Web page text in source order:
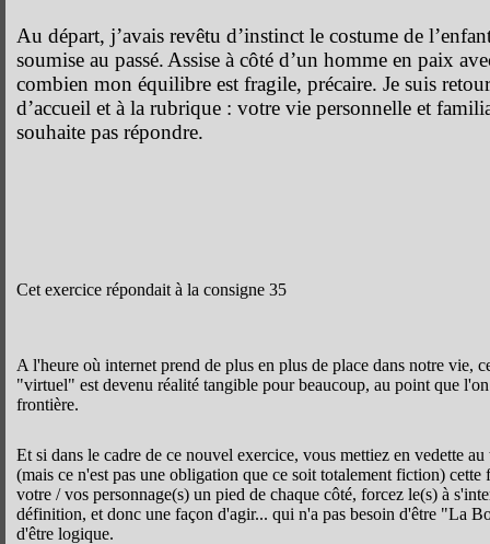
Au départ, j’avais revêtu d’instinct le costume de
soumise au passé. Assise à côté d’un homme en paix
combien mon équilibre est fragile, précaire. Je suis
d’accueil et à la rubrique : votre vie personnelle et
souhaite pas répondre.
Cet exercice répondait à la consigne 35
A l'heure où internet prend de plus en plus de place dans notre vie,
"virtuel" est devenu réalité tangible pour beaucoup, au point que
frontière.
Et si dans le cadre de ce nouvel exercice, vous mettiez en vedette
(mais ce n'est pas une obligation que ce soit totalement fiction) cette
votre / vos personnage(s) un pied de chaque côté, forcez le(s) à
définition, et donc une façon d'agir... qui n'a pas besoin d'être "La
d'être logique.